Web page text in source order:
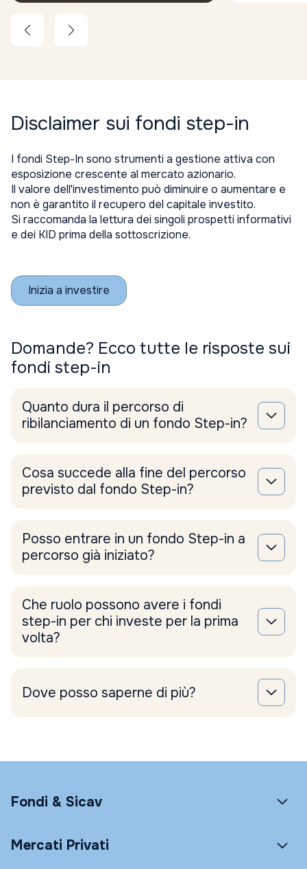
Disclaimer sui fondi step-in
I fondi Step-In sono strumenti a gestione attiva con
esposizione crescente al mercato azionario.
Il valore dell'investimento può diminuire o aumentare e
non è garantito il recupero del capitale investito.
Si raccomanda la lettura dei singoli prospetti informativi
e dei KID prima della sottoscrizione.
Inizia a investire
Domande? Ecco tutte le risposte sui
fondi step-in
Quanto dura il percorso di
ribilanciamento di un fondo Step-in?
Cosa succede alla fine del percorso
previsto dal fondo Step-in?
Posso entrare in un fondo Step-in a
percorso già iniziato?
Che ruolo possono avere i fondi
step-in per chi investe per la prima
volta?
Dove posso saperne di più?
Fondi & Sicav
Mercati Privati